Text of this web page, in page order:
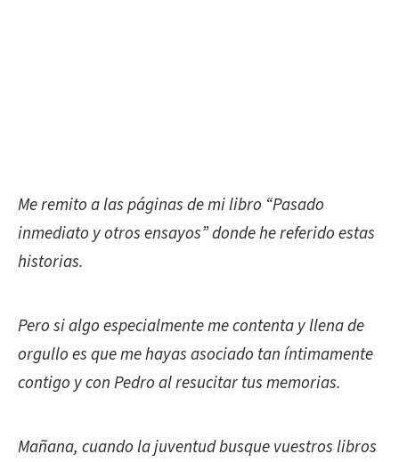
Me remito a las páginas de mi libro “Pasado
inmediato y otros ensayos” donde he referido estas
historias.
Pero si algo especialmente me contenta y llena de
orgullo es que me hayas asociado tan íntimamente
contigo y con Pedro al resucitar tus memorias.
Mañana, cuando la juventud busque vuestros libros